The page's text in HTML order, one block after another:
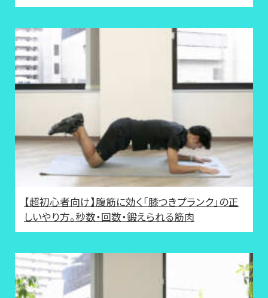
【超初心者向け】腹筋に効く「膝つきプランク」の正
しいやり方。秒数・回数・鍛えられる筋肉